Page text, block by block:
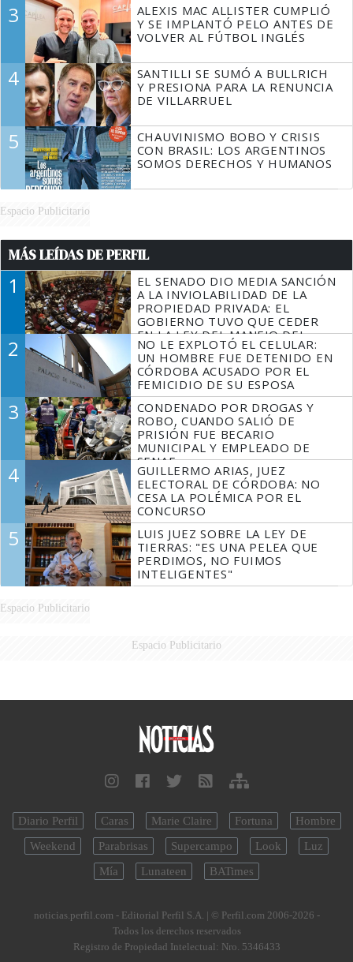
3
ALEXIS MAC ALLISTER CUMPLIÓ
Y SE IMPLANTÓ PELO ANTES DE
VOLVER AL FÚTBOL INGLÉS
4
SANTILLI SE SUMÓ A BULLRICH
Y PRESIONA PARA LA RENUNCIA
DE VILLARRUEL
5
CHAUVINISMO BOBO Y CRISIS
CON BRASIL: LOS ARGENTINOS
SOMOS DERECHOS Y HUMANOS
Espacio Publicitario
MÁS LEÍDAS DE PERFIL
1
EL SENADO DIO MEDIA SANCIÓN
A LA INVIOLABILIDAD DE LA
PROPIEDAD PRIVADA: EL
GOBIERNO TUVO QUE CEDER
EN LA LEY DEL MANEJO DEL
FUEGO
2
NO LE EXPLOTÓ EL CELULAR:
UN HOMBRE FUE DETENIDO EN
CÓRDOBA ACUSADO POR EL
FEMICIDIO DE SU ESPOSA
3
CONDENADO POR DROGAS Y
ROBO, CUANDO SALIÓ DE
PRISIÓN FUE BECARIO
MUNICIPAL Y EMPLEADO DE
SENAF
4
GUILLERMO ARIAS, JUEZ
ELECTORAL DE CÓRDOBA: NO
CESA LA POLÉMICA POR EL
CONCURSO
5
LUIS JUEZ SOBRE LA LEY DE
TIERRAS: "ES UNA PELEA QUE
PERDIMOS, NO FUIMOS
INTELIGENTES"
Espacio Publicitario
Espacio Publicitario
Diario Perfil Caras Marie Claire Fortuna
Hombre
Weekend
Parabrisas Supercampo Look
Luz
Mía
Lunateen BATimes
noticias.perfil.com - Editorial Perfil S.A. | © Perfil.com 2006-2026 -
Todos los derechos reservados
Registro de Propiedad Intelectual: Nro. 5346433